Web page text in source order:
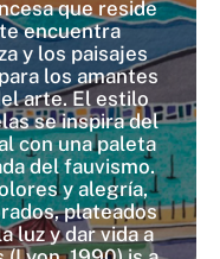
que reside
encuentra
y los paisajes
los amantes
arte. El estilo
se inspira del
con una paleta
del fauvismo.
y alegría,
plateados
luz y dar vida a